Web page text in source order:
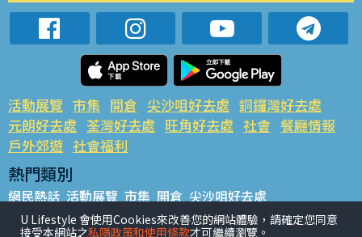
活動展覽 市集 開倉 尖沙咀好去處 銅鑼灣好去處
元朗好去處 荃灣好去處 旺角好去處 社會 餐廳情報
戶外郊遊 社會福利
熱門類別
網民熱話 活動展覽 市集 開倉 尖沙咀好去處
銅鑼灣好去處 元朗好去處 荃灣好去處 旺角好去處 社會
U Lifestyle 會使用Cookies來改善您的網站體驗，請確定您同意
接受本網站之私隱政策和使用條款才可繼續瀏覽。